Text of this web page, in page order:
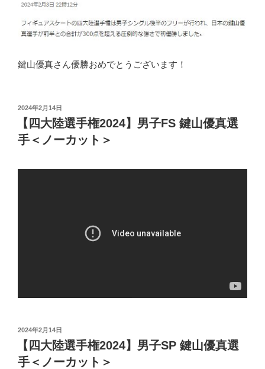
鍵山優真さん優勝おめでとうございます！
投
日:
2024年2月14日
【四大陸選手権2024】男子FS 鍵山優真選
手＜ノーカット＞
投
日:
2024年2月14日
【四大陸選手権2024】男子SP 鍵山優真選
手＜ノーカット＞